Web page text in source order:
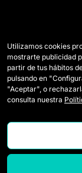
Utilizamos cookies
mostrarte publicidad
partir de tus hábitos
pulsando en
"Aceptar", o
consulta nuestra